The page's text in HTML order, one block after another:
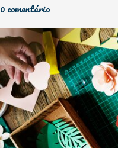
0 comentário